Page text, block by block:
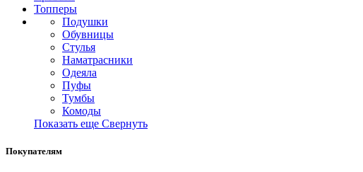
Топперы
Подушки
Обувницы
Стулья
Наматрасники
Одеяла
Пуфы
Тумбы
Комоды
Показать еще Свернуть
Покупателям